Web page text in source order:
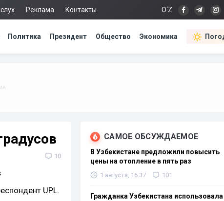
Реклама Контакты O‘Z
Политика Президент Общество Экономика
10
UPL.
САМОЕ ОБСУЖДАЕМОЕ
В Узбекистане предложили повысить
цены на отопление в пять раз
1 августа, 16:37 101
Гражданка Узбекистана использовала